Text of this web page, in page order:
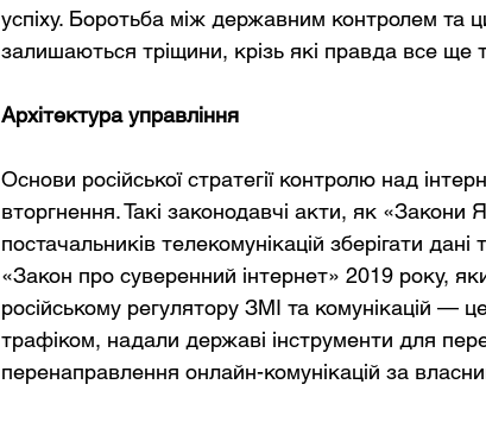
успіху. Боротьба між державним контролем та
залишаються тріщини, крізь які правда все ще
Архітектура управління
Основи російської стратегії контролю над
вторгнення. Такі законодавчі акти, як «Закони
постачальників телекомунікацій зберігати
«Закон про суверенний інтернет» 2019 року,
російському регулятору ЗМІ та комунікацій —
трафіком, надали державі інструменти для
перенаправлення онлайн-комунікацій за